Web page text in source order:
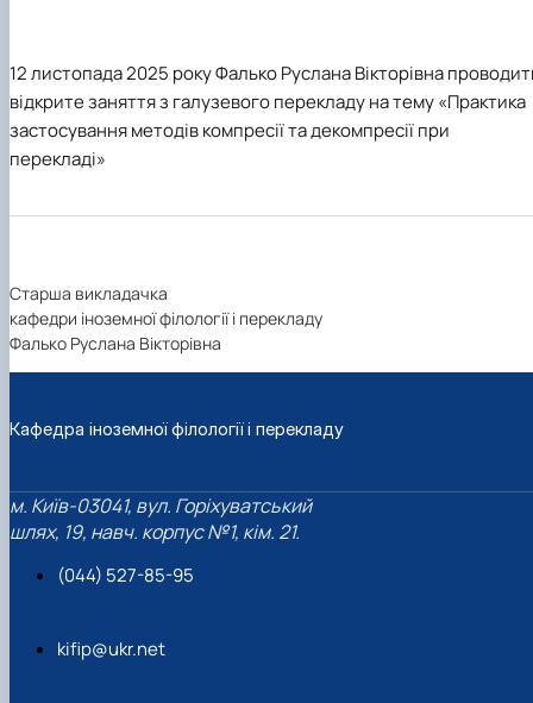
12 листопада 2025 року Фалько Руслана Вікторівна
відкрите заняття з галузевого перекладу на тему «Практика
застосування методів компресії та декомпресії при
перекладі»
Старша викладачка
кафедри іноземної філології і перекладу
Фалько Руслана Вікторівна
Кафедра іноземної філології і перекладу
м. Київ-03041, вул. Горіхуватський
шлях, 19, навч. корпус №1, кім. 21.
(044) 527-85-95
kifip@ukr.net